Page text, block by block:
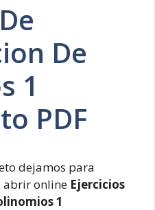
De
1
PDF
dejamos para
abrir online Ejercicios
1